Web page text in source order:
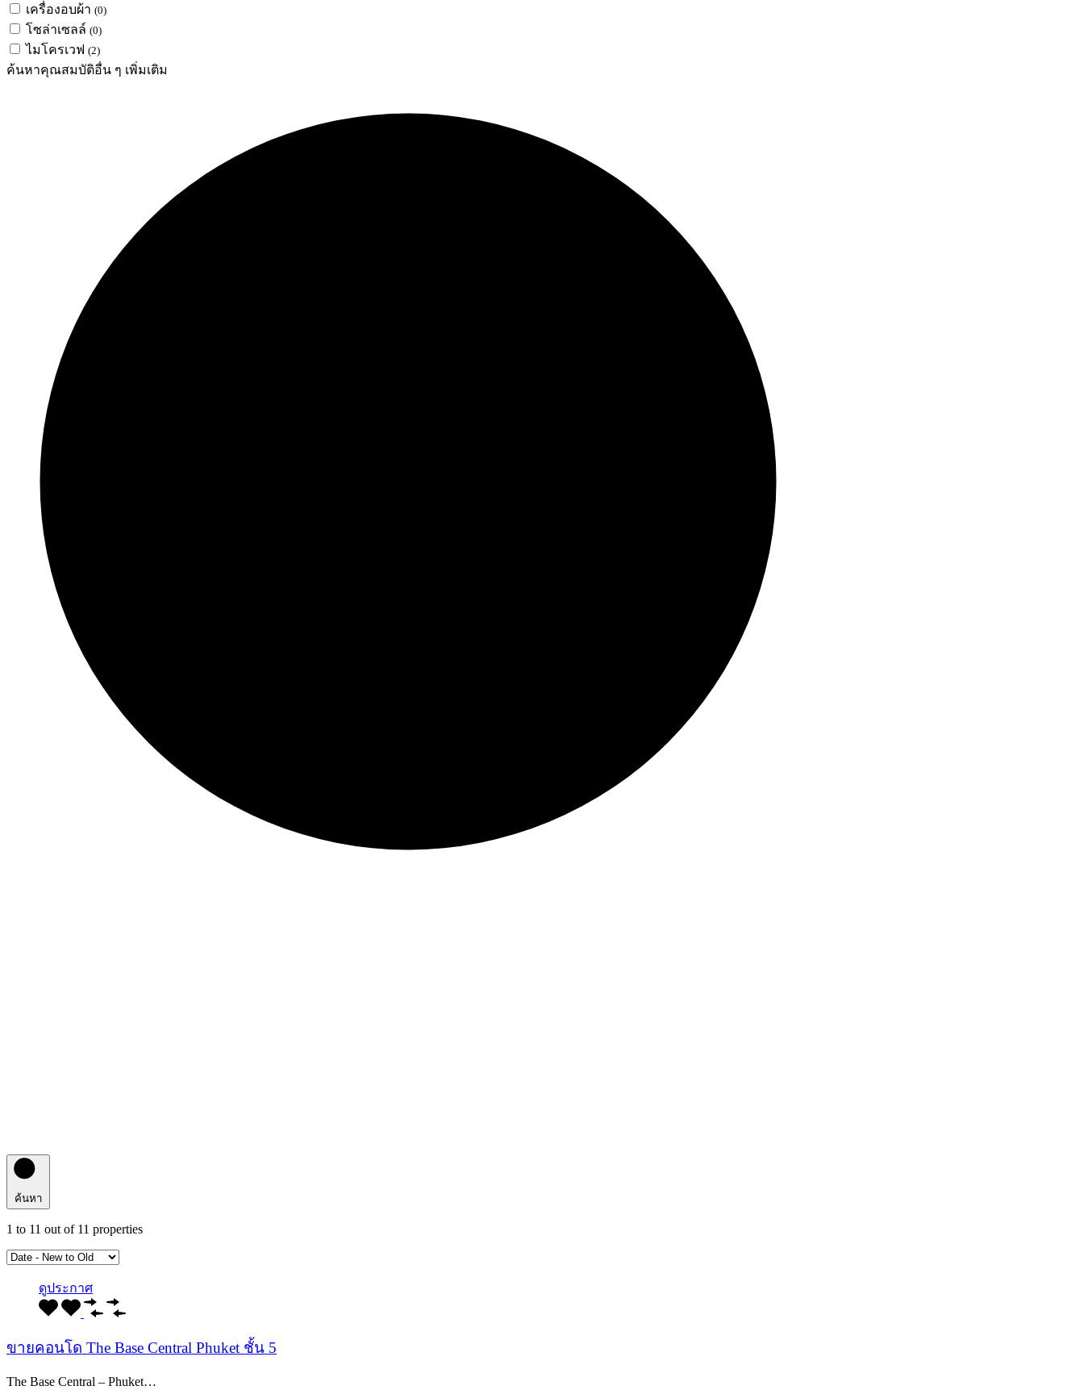
เครื่องอบผ้า (0)
โซล่าเซลล์ (0)
ไมโครเวฟ (2)
ค้นหาคุณสมบัติอื่น ๆ เพิ่มเติม
ค้นหา
1 to 11 out of 11 properties
ดูประกาศ
ขายคอนโด The Base Central Phuket ชั้น 5
The Base Central – Phuket…